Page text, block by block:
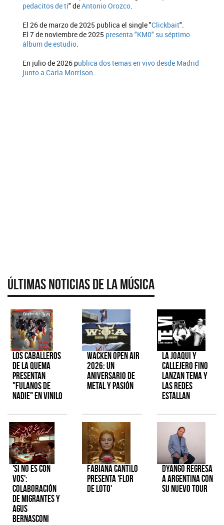
pedacitos de ti" deAntonio Orozco
El 26 de marzo de 2025 publica el single "Clickbait".
El 7 de noviembre de 2025 presenta "KM0" su séptimo
álbum de estudio
En julio de 2026 publica dos temas en vivo desde Madrid
junto a Carla Morrison.
Últimas Noticias de la Música
Los Caballeros
de la Quema
presentan
"Fulanos de
Nadie" en vinilo
Wacken Open Air
2026: Un
aniversario de
metal y pasión
La Joaqui y
Callejero Fino
lanzan tema y
las redes
estallan
'Si No Es Con
Vos':
colaboración
de Migrantes y
Agus
Bernasconi
Fabiana Cantilo
presenta 'Flor
de Loto'
Dyango regresa
a Argentina con
su nuevo tour